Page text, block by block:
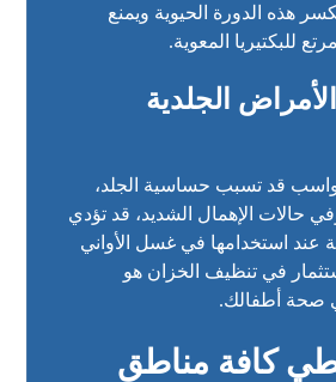
هذه الدورة الحيوية ويمنع
للبكتيريا المعوية.
الجلدية
قد تسبب حساسية الجلد،
حالات الإهمال الشديد، قد تؤدي
عند استخدامها في غسل الأواني
في تنظيف الخزان هو
صحة أطفالك.
كافة مناطق